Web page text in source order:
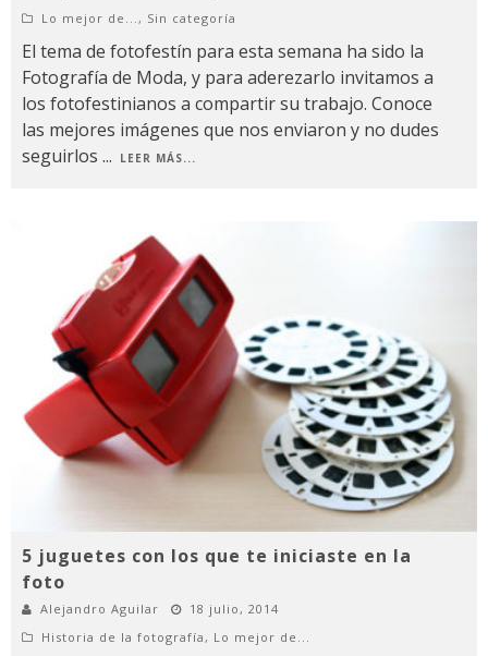
Lo mejor de... , Sin categoría
El tema de fotofestín para esta semana ha sido la
Fotografía de Moda, y para aderezarlo invitamos a
los fotofestinianos a compartir su trabajo. Conoce
las mejores imágenes que nos enviaron y no dudes
seguirlos ... LEER MÁS...
5 juguetes con los que te iniciaste en la
foto
Alejandro Aguilar
18 julio, 2014
Historia de la fotografía , Lo mejor de...